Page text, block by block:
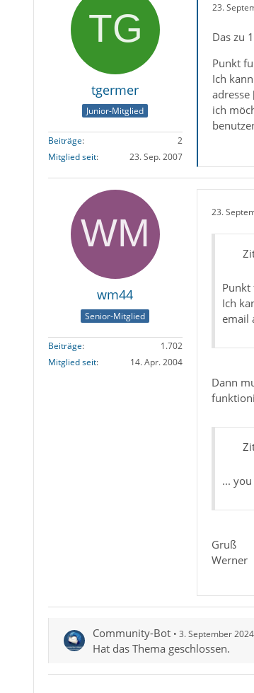
tgermer
Junior-Mitglied
Beiträge
2
Mitglied seit
23. Sep. 2007
23.
Das zu
Punkt
Ich
ich
wm44
Senior-Mitglied
Beiträge
1.702
Mitglied seit
14. Apr. 2004
23.
Punkt
Ich
email
Dann
...
Gruß
Werner
Community-Bot 3. September
Hat das Thema geschlossen.